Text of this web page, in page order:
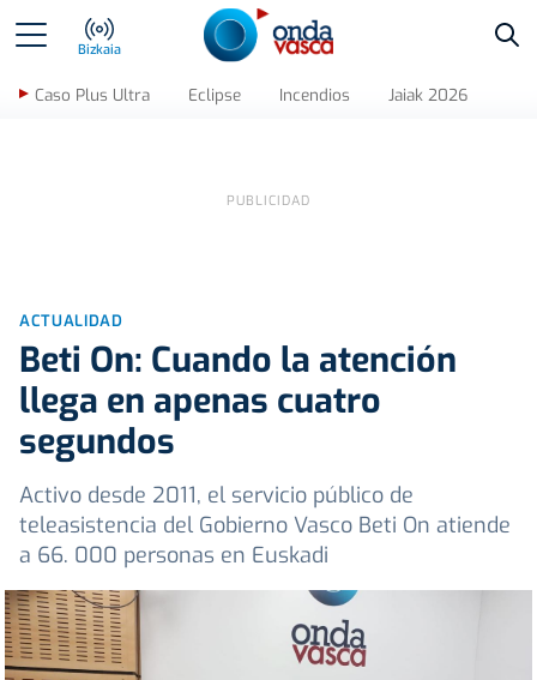
Bizkaia
Caso Plus Ultra Eclipse Incendios Jaiak 2026
ACTUALIDAD
Beti On: Cuando la atención
llega en apenas cuatro
segundos
Activo desde 2011, el servicio público de
teleasistencia del Gobierno Vasco Beti On atiende
a 66. 000 personas en Euskadi